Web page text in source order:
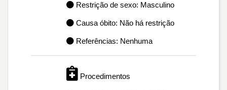
Restrição de sexo: Masculino
Causa óbito: Não há restrição
Referências: Nenhuma
Procedimentos